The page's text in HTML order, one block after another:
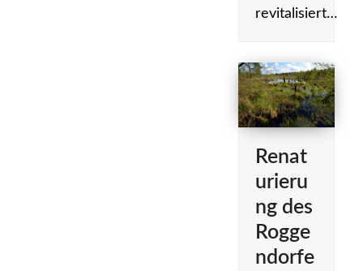
revitalisiert…
Renat
urieru
ng des
Rogge
ndorfe